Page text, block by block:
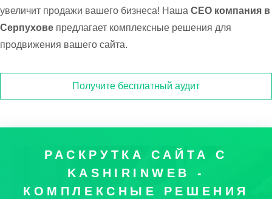
увеличит продажи вашего бизнеса! Наша СЕО компания в
Серпухове предлагает комплексные решения для
продвижения вашего сайта.
Получите бесплатный аудит
РАСКРУТКА САЙТА С
KASHIRINWEB -
КОМПЛЕКСНЫЕ РЕШЕНИЯ